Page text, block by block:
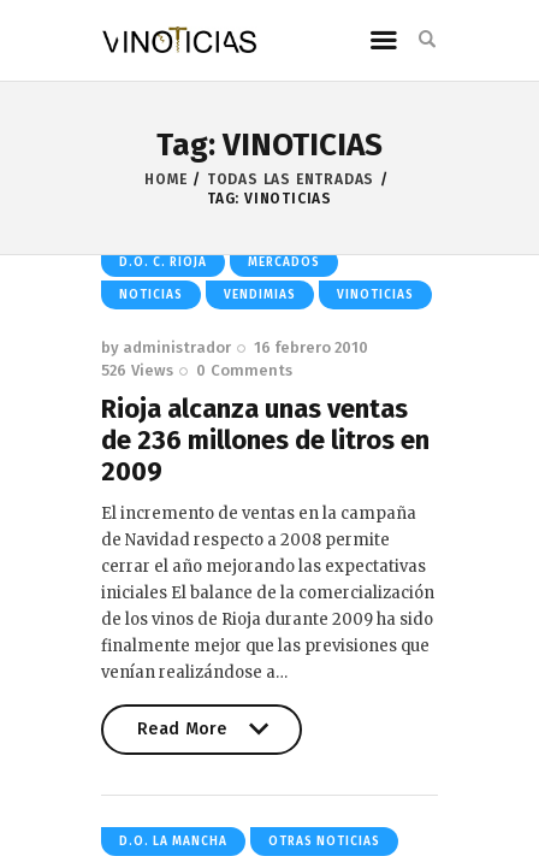
Tag: VINOTICIAS
HOME
TODAS LAS ENTRADAS
TAG: VINOTICIAS
D.O. C. RIOJA MERCADOS
NOTICIAS VENDIMIAS VINOTICIAS
by administrador
16 febrero 2010
526 Views 0 Comments
Rioja alcanza unas ventas
de 236 millones de litros en
2009
El incremento de ventas en la campaña
de Navidad respecto a 2008 permite
cerrar el año mejorando las expectativas
iniciales El balance de la comercialización
de los vinos de Rioja durante 2009 ha sido
finalmente mejor que las previsiones que
venían realizándose a…
Read More
D.O. LA MANCHA OTRAS NOTICIAS